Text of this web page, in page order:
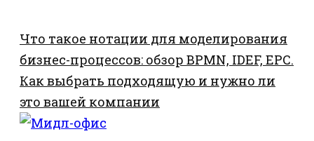
Что такое нотации для моделирования
бизнес-процессов: обзор BPMN, IDEF, EPC.
Как выбрать подходящую и нужно ли
это вашей компании